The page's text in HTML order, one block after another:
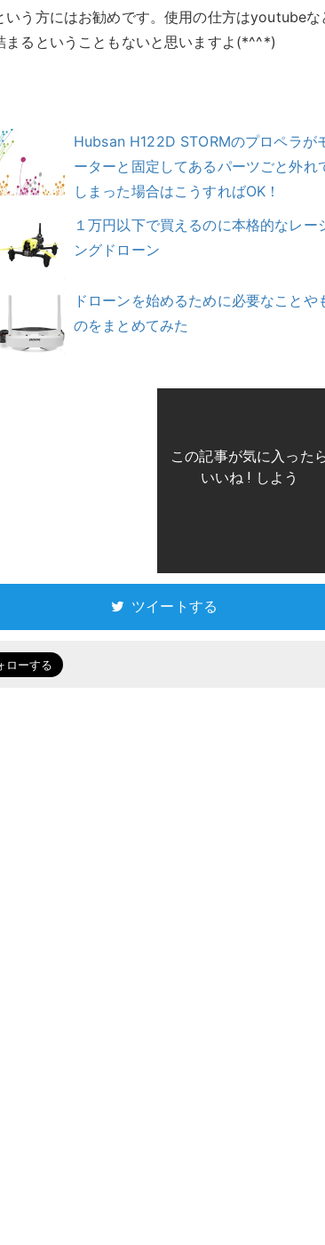
う方にはお勧めです。使用の仕方はyoutubeな
まるということもないと思いますよ(*^^*)
Hubsan H122D STORMのプロペラが
ーターと固定してあるパーツごと外れ
しまった場合はこうすればOK！
１万円以下で買えるのに本格的なレー
ングドローン
ドローンを始めるために必要なことや
のをまとめてみた
この記事が気に入った
いいね ! しよう
ツイートする